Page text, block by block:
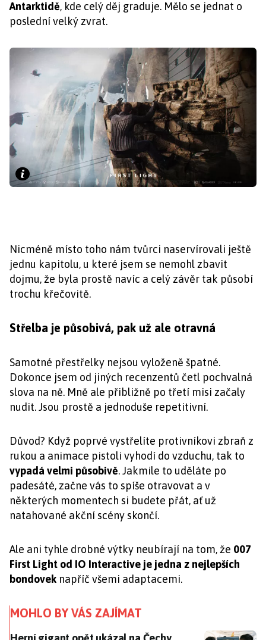
Antarktidě, kde celý děj graduje. Mělo se jednat o
poslední velký zvrat.
Nicméně místo toho nám tvůrci naservírovali ještě
jednu kapitolu, u které jsem se nemohl zbavit
dojmu, že byla prostě navíc a celý závěr tak působí
trochu křečovitě.
Střelba je působivá, pak už ale otravná
Samotné přestřelky nejsou vyloženě špatné.
Dokonce jsem od jiných recenzentů četl pochvalná
slova na ně. Mně ale přibližně po třetí misi začaly
nudit. Jsou prostě a jednoduše repetitivní.
Důvod? Když poprvé vystřelíte protivníkovi zbraň z
rukou a animace pistoli vyhodí do vzduchu, tak to
vypadá velmi působivě. Jakmile to uděláte po
padesáté, začne vás to spíše otravovat a v
některých momentech si budete přát, ať už
natahované akční scény skončí.
Ale ani tyhle drobné výtky neubírají na tom, že 007
First Light od IO Interactive je jedna z nejlepších
bondovek napříč všemi adaptacemi.
MOHLO BY VÁS ZAJÍMAT
Herní gigant opět ukázal na Čechy. Šikovní